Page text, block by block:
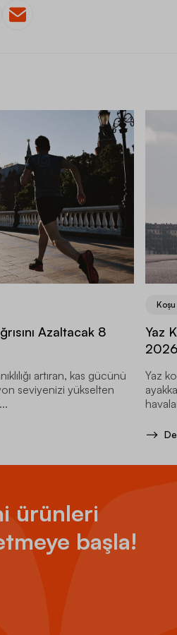
Azaltacak 8
artıran, kas gücünü
seviyenizi yükselten
Koşu
Yaz
2026
Yaz
ürünleri
başla!